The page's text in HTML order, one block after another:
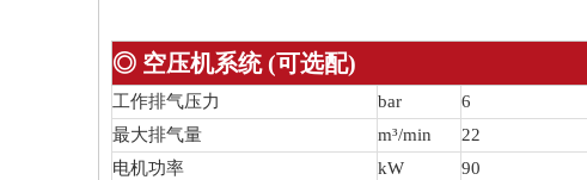
◎ 空压机系统 (可选配)
工作排气压力 bar
6
最大排气量
m³/min
22
电机功率
kW 90